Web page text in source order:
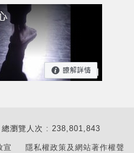
瀏覽人次 : 238,801,843
宣
隱私權政策及網站著作權聲